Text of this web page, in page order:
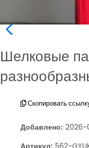
Шелковые
Скопировать
Добавлено: 2026-